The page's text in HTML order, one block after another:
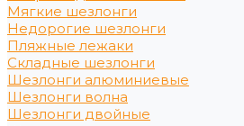
Мягкие шезлонги
Недорогие шезлонги
Пляжные лежаки
Складные шезлонги
Шезлонги алюминиевые
Шезлонги волна
Шезлонги двойные